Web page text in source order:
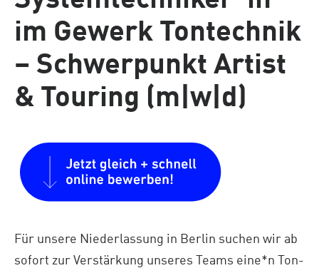
im Gewerk Tontechnik
– Schwerpunkt Artist
& Touring (m|w|d)
Für unsere Niederlassung in Berlin suchen wir ab
sofort zur Verstärkung unseres Teams eine*n Ton-